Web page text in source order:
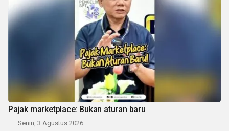
Pajak marketplace: Bukan aturan baru
Senin, 3 Agustus 2026